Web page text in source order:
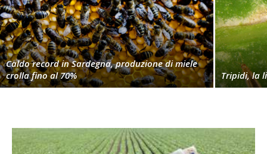
Caldo record in Sardegna, produzione di miele
crolla fino al 70%
Tripidi, la